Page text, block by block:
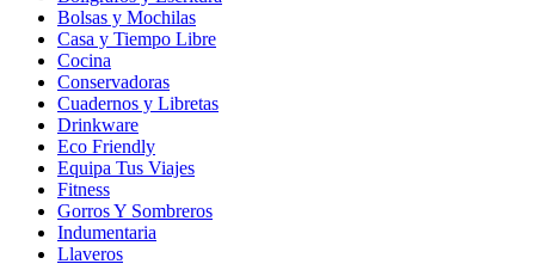
Bolsas y Mochilas
Casa y Tiempo Libre
Cocina
Conservadoras
Cuadernos y Libretas
Drinkware
Eco Friendly
Equipa Tus Viajes
Fitness
Gorros Y Sombreros
Indumentaria
Llaveros